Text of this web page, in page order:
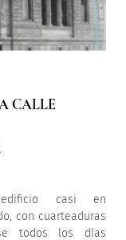
CALLE
casi en
con cuarteaduras
todos los días